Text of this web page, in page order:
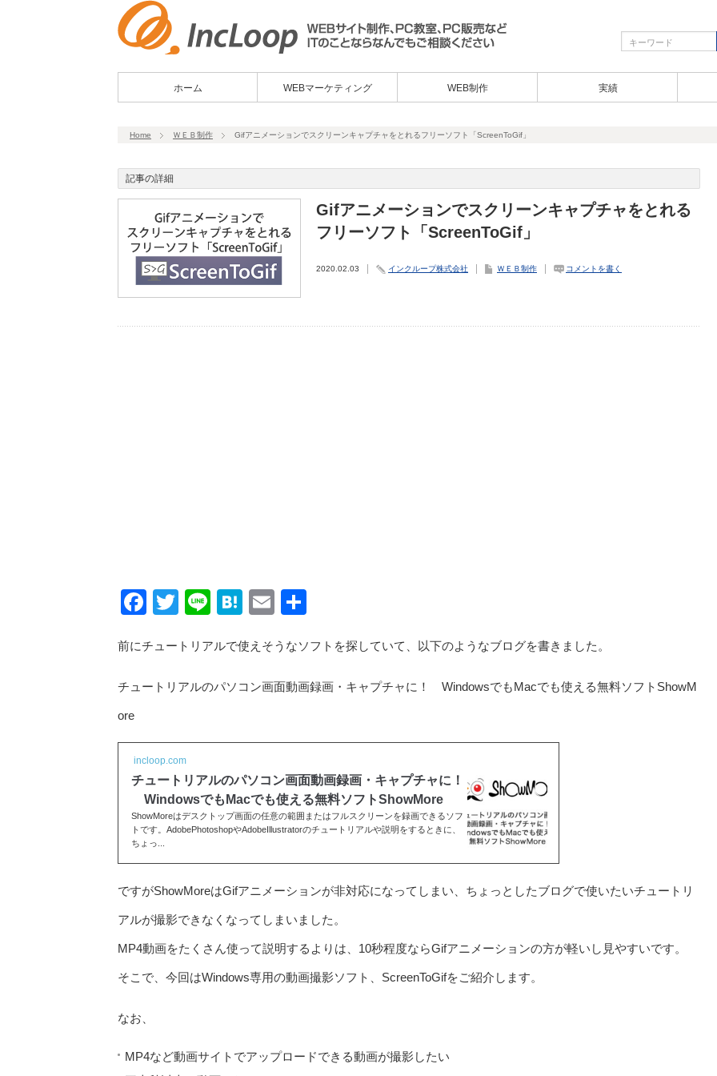
ホーム WEBマーケティング WEB制作 実績
Home ＷＥＢ制作 Gifアニメーションでスクリーンキャプチャをとれるフリーソフト「ScreenToGif」
記事の詳細
Gifアニメーションでスクリーンキャプチャをとれる
フリーソフト「ScreenToGif」
2020.02.03 インクループ株式会社 ＷＥＢ制作 コメントを書く
Facebook
Twitter
LineHatena
Email
前にチュートリアルで使えそうなソフトを探していて、以下のようなブログを書きました。
チュートリアルのパソコン画面動画録画・キャプチャに！ WindowsでもMacでも使える無料ソフトShowM
ore
incloop.com
チュートリアルのパソコン画面動画録画・キャプチャに！
WindowsでもMacでも使える無料ソフトShowMore
ShowMoreはデスクトップ画面の任意の範囲またはフルスクリーンを録画できるソフ
トです。AdobePhotoshopやAdobeIllustratorのチュートリアルや説明をするときに、
ちょっ...
ですがShowMoreはGifアニメーションが非対応になってしまい、ちょっとしたブログで使いたいチュートリ
アルが撮影できなくなってしまいました。
MP4動画をたくさん使って説明するよりは、10秒程度ならGifアニメーションの方が軽いし見やすいです。
そこで、今回はWindows専用の動画撮影ソフト、ScreenToGifをご紹介します。
なお、
MP4など動画サイトでアップロードできる動画が撮影したい